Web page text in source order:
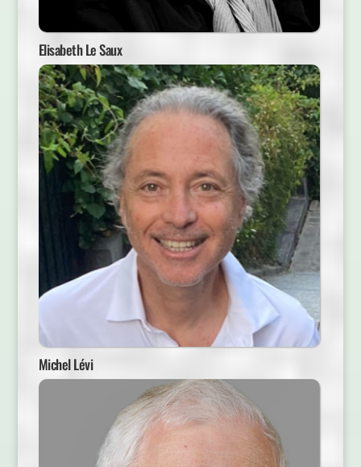
Elisabeth Le Saux
Michel Lévi